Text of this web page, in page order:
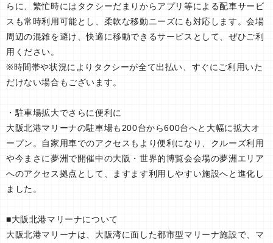
らに、繁忙時にはタクシーだまりからアプリ等による配車サービ
スも常時利用可能とし、柔軟な移動ニーズにも対応します。会場
周辺の混雑を避け、快適に移動できるサービスとして、ぜひご利
用ください。
※時間帯や状況によりタクシーが全て出払い、すぐにご利用いた
だけない場合もございます。
・駐車場拡大でさらに便利に
大阪北港マリーナの駐車場も200台から600台へと大幅に拡大オ
ープン。自家用車でのアクセスもより便利になり、クルーズ利用
や今まさに夢洲で開催中の大阪・世界的博覧会会場の夢洲エリア
へのアクセス拠点として、ますます利用しやすい施設へと進化し
ました。
■大阪北港マリーナについて
大阪北港マリーナは、大阪湾に面した都市型マリーナ施設で、マ